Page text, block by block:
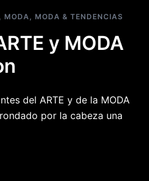
, MODA, MODA & TENDENCIAS
y MODA
del ARTE y de la MODA
por la cabeza una